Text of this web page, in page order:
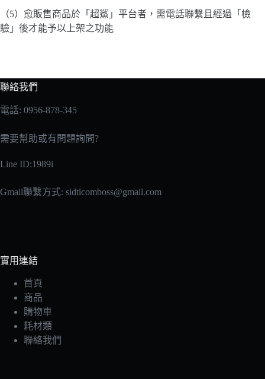
（5）愈販售商品於「超鯊」平台者，需電話聯繫且經過「檢
驗」後才能予以上架之功能
聯絡我們
電話: 0956-878-345
需要幫助或有問題詢問?
Line ID:1989i
Gmail聯繫方式: sidticomboss@gmail.com
實用連結
首頁
商品
購物車
耗材類
聯絡我們